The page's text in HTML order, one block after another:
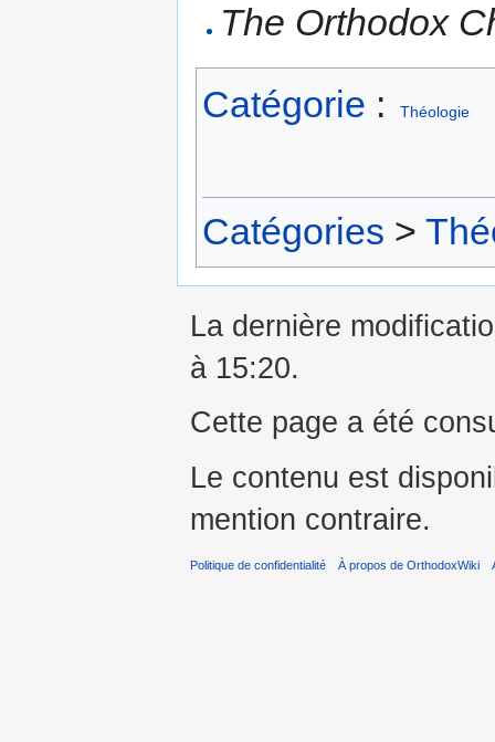
The Orthodox
Catégorie : Théologie
Catégories >
La dernière
à 15:20.
Cette page a été
Le contenu est
mention contraire.
Politique de confidentialité À propos de OrthodoxWiki